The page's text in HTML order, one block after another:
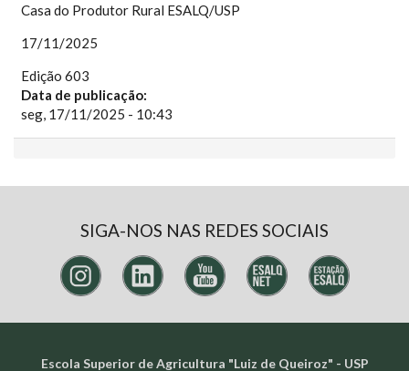
Casa do Produtor Rural ESALQ/USP
17/11/2025
Edição 603
Data de publicação:
seg, 17/11/2025 - 10:43
SIGA-NOS NAS REDES SOCIAIS
Escola Superior de Agricultura "Luiz de Queiroz" - USP